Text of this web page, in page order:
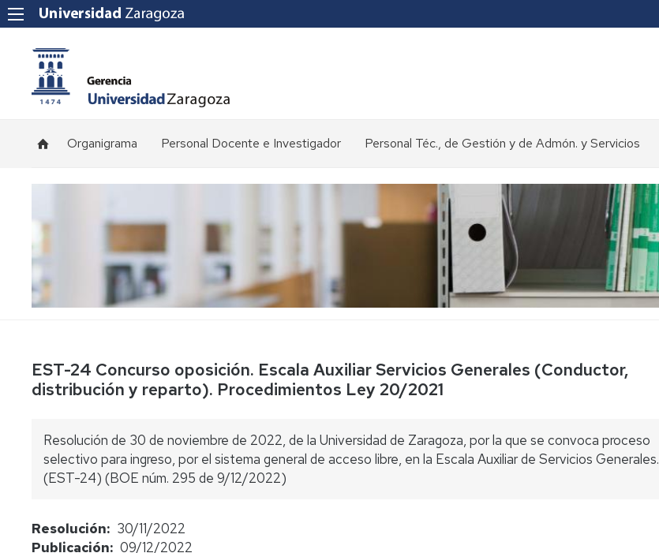
Organigrama Personal Docente e Investigador
de
concursos
Normativa
concursos
Consulta
sustitutos
Normativa
Evaluación
Personal Téc., de Gestión y de Admón. y Servicios
oposiciones
Listas
de
Evaluación
del
EST-24 Concurso oposición. Escala Auxiliar Servicios Generales (Conductor,
distribución y reparto). Procedimientos Ley 20/2021
Resolución de 30 de noviembre de 2022, de la Universidad de Zaragoza, por la que se convoca proceso
selectivo para ingreso, por el sistema general de acceso libre, en la Escala Auxiliar de Servicios Generales.
(EST-24) (BOE núm. 295 de 9/12/2022)
Resolución
30/11/2022
Publicación
09/12/2022